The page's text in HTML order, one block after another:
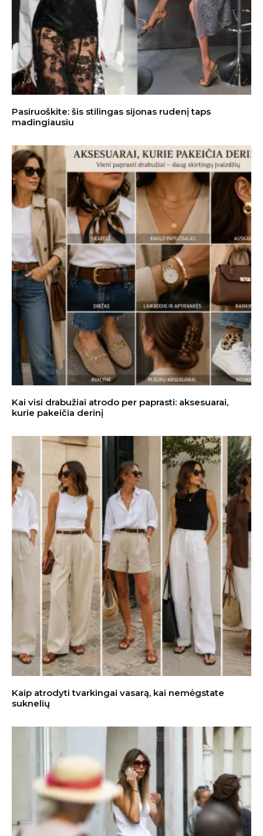
Pasiruoškite: šis stilingas sijonas rudenį taps
madingiausiu
Kai visi drabužiai atrodo per paprasti: aksesuarai,
kurie pakeičia derinį
Kaip atrodyti tvarkingai vasarą, kai nemėgstate
suknelių